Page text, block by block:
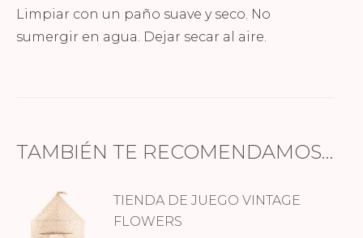
Limpiar con un paño suave y seco. No
sumergir en agua. Dejar secar al aire.
TAMBIÉN TE RECOMENDAMOS…
TIENDA DE JUEGO VINTAGE
FLOWERS